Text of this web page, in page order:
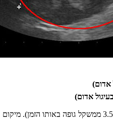
אדום)
אדום)
לאחר שבוע של לבטים ארוכים מצד הבעלים ובהמלצתנו, קים נותחה והוצא מבטנה